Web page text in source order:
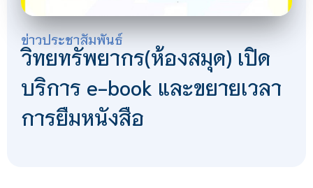
ข่าวประชาสัมพันธ์
วิทยทรัพยากร(ห้องสมุด) เปิด
บริการ e-book และขยายเวลา
การยืมหนังสือ